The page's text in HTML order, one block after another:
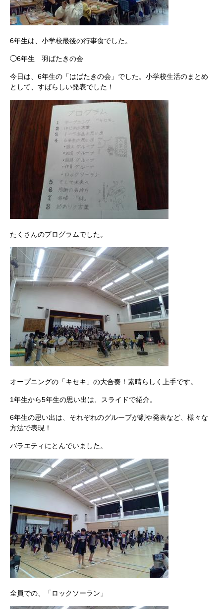
6年生は、小学校最後の行事食でした。
◯6年生 羽ばたきの会
今日は、6年生の「はばたきの会」でした。小学校生活のまとめ
として、すばらしい発表でした！
たくさんのプログラムでした。
オープニングの「キセキ」の大合奏！素晴らしく上手です。
1年生から5年生の思い出は、スライドで紹介。
6年生の思い出は、それぞれのグループが劇や発表など、様々な
方法で表現！
バラエティにとんでいました。
全員での、「ロックソーラン」